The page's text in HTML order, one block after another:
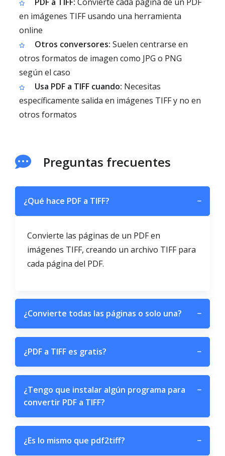
en imágenes TIFF usando una herramienta
online
Otros conversores: Suelen centrarse en
otros formatos de imagen como JPG o PNG
según el caso
Usa PDF a TIFF cuando: Necesitas
específicamente salida en imágenes TIFF y no en
otros formatos
Preguntas frecuentes
¿Qué hace PDF a TIFF? −
Convierte las páginas de un PDF en
imágenes TIFF, creando un archivo TIFF para
cada página del PDF.
¿Convierte todas las páginas o solo una? −
¿PDF a TIFF es gratis? −
¿Tengo que instalar algún programa para
convertir PDF a TIFF?
−
¿Es lo mismo que pdf2tiff? −